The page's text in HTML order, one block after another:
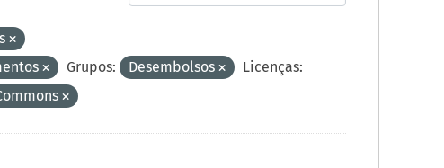
Grupos: Desembolsos
Licenças: